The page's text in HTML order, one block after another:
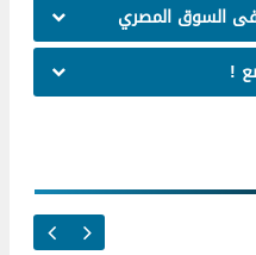
السوق المصري
!